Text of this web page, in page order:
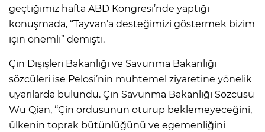
geçtiğimiz hafta ABD Kongresi’nde yaptığı
konuşmada, ‘‘Tayvan’a desteğimizi göstermek bizim
için önemli’’ demişti.
Çin Dışişleri Bakanlığı ve Savunma Bakanlığı
sözcüleri ise Pelosi’nin muhtemel ziyaretine yönelik
uyarılarda bulundu. Çin Savunma Bakanlığı Sözcüsü
Wu Qian, ‘‘Çin ordusunun oturup beklemeyeceğini,
ülkenin toprak bütünlüğünü ve egemenliğini